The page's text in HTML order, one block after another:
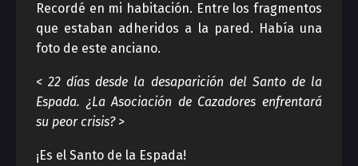
Recordé en mi habitación. Entre los fragmentos
que estaban adheridos a la pared. Había una
foto de este anciano.
< 22 días desde la desaparición del Santo de la
Espada. ¿La Asociación de Cazadores enfrentará
su peor crisis? >
¡Es el Santo de la Espada!